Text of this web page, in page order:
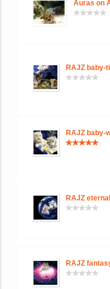
Auras on
RAJZ baby-
RAJZ baby-
RAJZ
RAJZ